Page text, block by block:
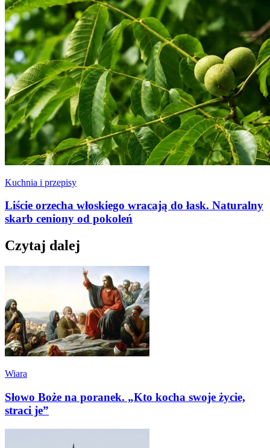
Kuchnia i przepisy
Liście orzecha włoskiego wracają do łask. Naturalny
skarb ceniony od pokoleń
Czytaj dalej
Wiara
Słowo Boże na poranek. „Kto kocha swoje życie,
straci je”